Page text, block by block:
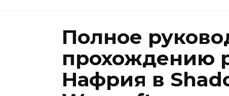
Полное
прохождению
Нафрия в